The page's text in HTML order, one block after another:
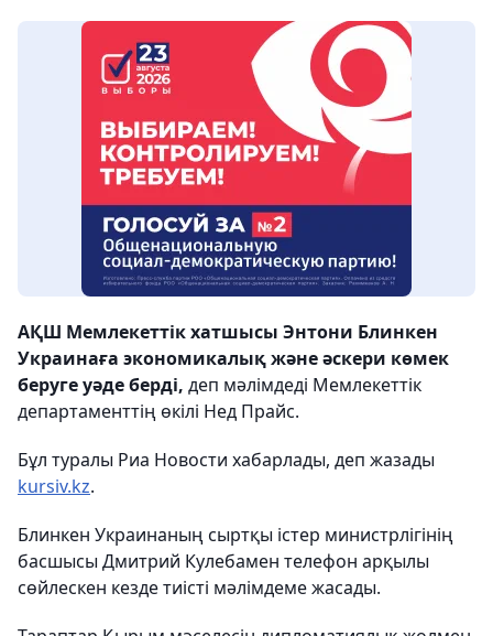
АҚШ Мемлекеттік хатшысы Энтони Блинкен
Украинаға экономикалық және әскери көмек
беруге уәде берді, деп мәлімдеді Мемлекеттік
департаменттің өкілі Нед Прайс.
Бұл туралы Риа Новости хабарлады, деп жазады
kursiv.kz.
Блинкен Украинаның сыртқы істер министрлігінің
басшысы Дмитрий Кулебамен телефон арқылы
сөйлескен кезде тиісті мәлімдеме жасады.